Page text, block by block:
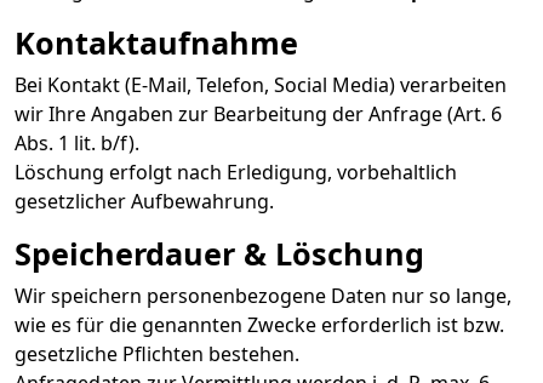
Kontaktaufnahme
Bei Kontakt (E-Mail, Telefon, Social Media) verarbeiten
wir Ihre Angaben zur Bearbeitung der Anfrage (Art. 6
Abs. 1 lit. b/f).
Löschung erfolgt nach Erledigung, vorbehaltlich
gesetzlicher Aufbewahrung.
Speicherdauer & Löschung
Wir speichern personenbezogene Daten nur so lange,
wie es für die genannten Zwecke erforderlich ist bzw.
gesetzliche Pflichten bestehen.